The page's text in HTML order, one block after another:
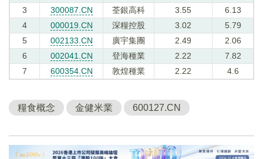
3
300087.CN 荃銀高科 3.55
6.13
4
000019.CN 深糧控股 3.02
5.79
5
002133.CN 廣宇集團 2.49
2.06
6
002041.CN 登海種業 2.22
7.82
7
600354.CN 敦煌種業 2.22 4.6
糧食概念 金健米業 600127.CN